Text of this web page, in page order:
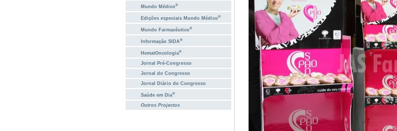
Mundo Médico®
Edições especiais Mundo Médico®
Mundo Farmacêutico®
Informação SIDA®
HematOncologia®
Jornal Pré-Congresso
Jornal do Congresso
Jornal Diário do Congresso
Saúde em Dia®
Outros Projectos